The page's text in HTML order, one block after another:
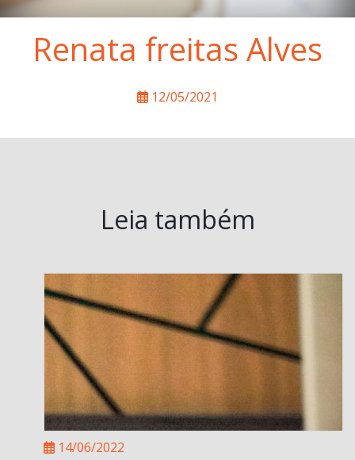
Renata freitas Alves
12/05/2021
Leia também
14/06/2022